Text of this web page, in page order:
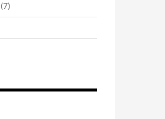
(7)